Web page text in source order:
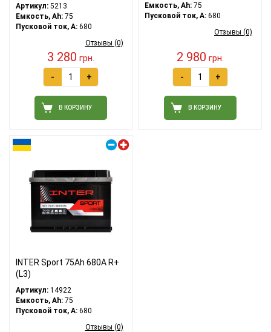
Артикул: 5213
Емкость, Ah: 75
Пусковой ток, A: 680
Отзывы (0)
3 280 грн.
- +
В КОРЗИНУ
Емкость, Ah: 75
Пусковой ток, A: 680
Отзывы (0)
2 980 грн.
- +
В КОРЗИНУ
INTER Sport 75Ah 680A R+
(L3)
Артикул: 14922
Емкость, Ah: 75
Пусковой ток, A: 680
Отзывы (0)